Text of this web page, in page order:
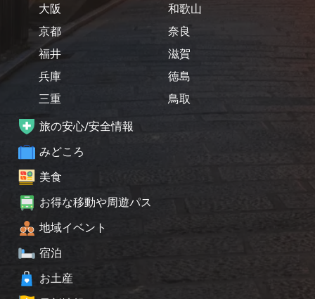
大阪
京都
福井
兵庫
三重
和歌山
奈良
滋賀
徳島
鳥取
旅の安心/安全情報
みどころ
美食
お得な移動や周遊パス
地域イベント
宿泊
お土産